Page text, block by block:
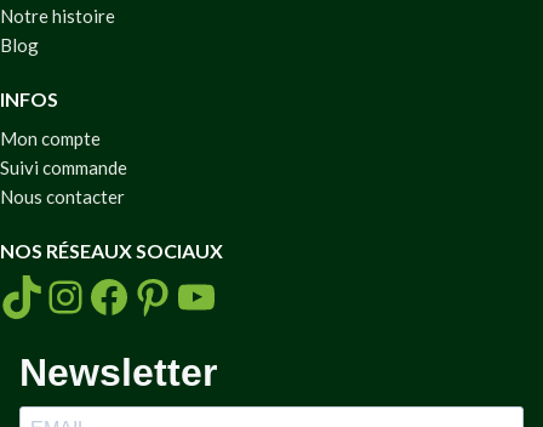
Notre histoire
Blog
INFOS
Mon compte
Suivi commande
Nous contacter
NOS RÉSEAUX SOCIAUX
Newsletter